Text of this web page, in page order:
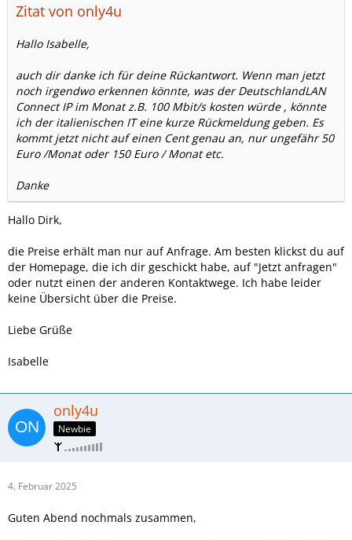
Zitat von only4u
Hallo Isabelle,
auch dir danke ich für deine Rückantwort. Wenn man jetzt
noch irgendwo erkennen könnte, was der DeutschlandLAN
Connect IP im Monat z.B. 100 Mbit/s kosten würde , könnte
ich der italienischen IT eine kurze Rückmeldung geben. Es
kommt jetzt nicht auf einen Cent genau an, nur ungefähr 50
Euro /Monat oder 150 Euro / Monat etc.
Danke
Hallo Dirk,
die Preise erhält man nur auf Anfrage. Am besten klickst du auf
der Homepage, die ich dir geschickt habe, auf "Jetzt anfragen"
oder nutzt einen der anderen Kontaktwege. Ich habe leider
keine Übersicht über die Preise.
Liebe Grüße
Isabelle
only4u
Newbie
4. Februar 2025
Guten Abend nochmals zusammen,